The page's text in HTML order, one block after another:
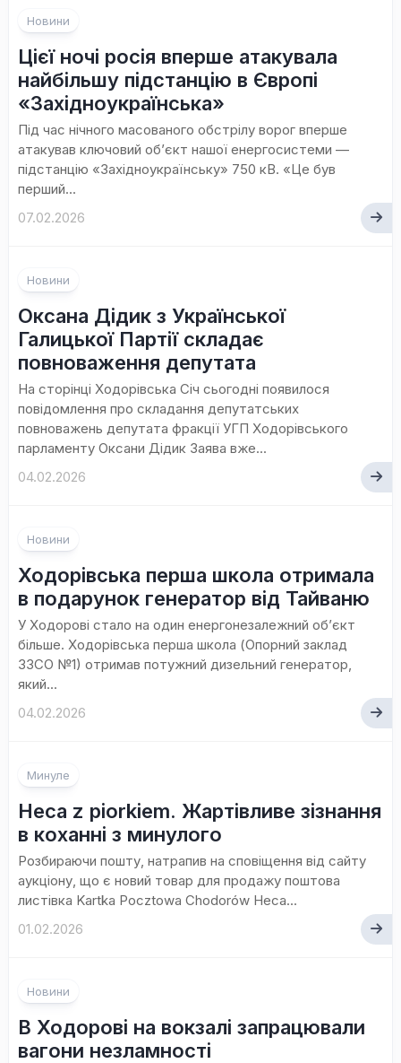
Новини
Цієї ночі росія вперше атакувала
найбільшу підстанцію в Європі
«Західноукраїнська»
Під час нічного масованого обстрілу ворог вперше
атакував ключовий об’єкт нашої енергосистеми —
підстанцію «Західноукраїнську» 750 кВ. «Це був
перший...
07.02.2026
Новини
Оксана Дідик з Української
Галицької Партії складає
повноваження депутата
На сторінці Ходорівська Січ сьогодні появилося
повідомлення про складання депутатських
повноважень депутата фракції УГП Ходорівського
парламенту Оксани Дідик Заява вже...
04.02.2026
Новини
Ходорівська перша школа отримала
в подарунок генератор від Тайваню
У Ходорові стало на один енергонезалежний об’єкт
більше. Ходорівська перша школа (Опорний заклад
ЗЗСО №1) отримав потужний дизельний генератор,
який...
04.02.2026
Минуле
Heca z piorkiem. Жартівливе зізнання
в коханні з минулого
Розбираючи пошту, натрапив на сповіщення від сайту
аукціону, що є новий товар для продажу поштова
листівка Kartka Pocztowa Chodorów Heca...
01.02.2026
Новини
В Ходорові на вокзалі запрацювали
вагони незламності